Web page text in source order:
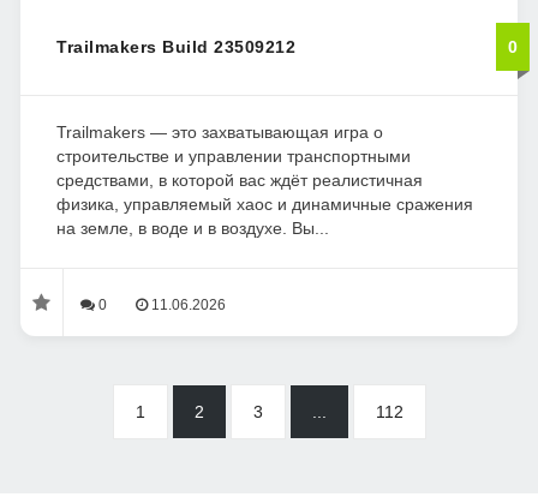
Trailmakers Build 23509212 0
Trailmakers — это захватывающая игра о
строительстве и управлении транспортными
средствами, в которой вас ждёт реалистичная
физика, управляемый хаос и динамичные сражения
на земле, в воде и в воздухе. Вы...
0 11.06.2026
1 2 3 112